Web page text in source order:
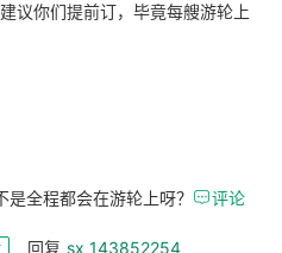
议你们提前订，毕竟每艘游轮上
全程都会在游轮上呀？ 评论
回复 sx_143852254